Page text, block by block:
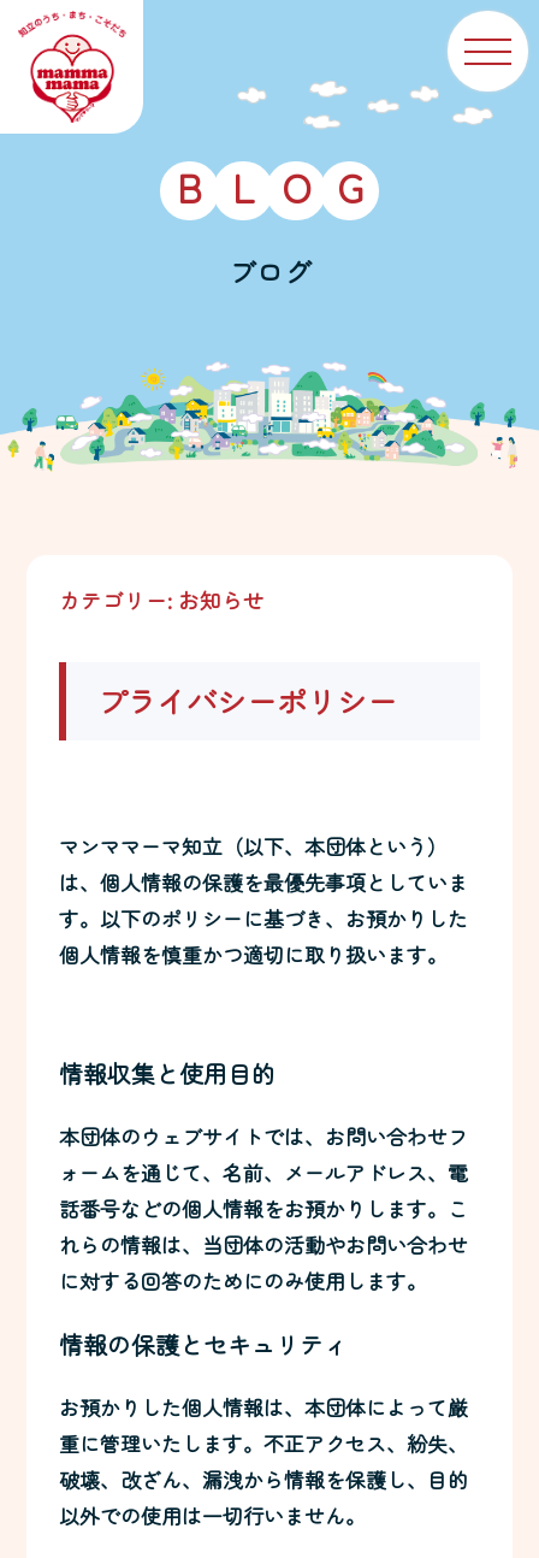
B L O G
ブログ
カテゴリー: お知らせ
プライバシーポリシー
マンママーマ知立（以下、本団体という）
は、個人情報の保護を最優先事項としていま
す。以下のポリシーに基づき、お預かりした
個人情報を慎重かつ適切に取り扱います。
情報収集と使用目的
本団体のウェブサイトでは、お問い合わせフ
ォームを通じて、名前、メールアドレス、電
話番号などの個人情報をお預かりします。こ
れらの情報は、当団体の活動やお問い合わせ
に対する回答のためにのみ使用します。
情報の保護とセキュリティ
お預かりした個人情報は、本団体によって厳
重に管理いたします。不正アクセス、紛失、
破壊、改ざん、漏洩から情報を保護し、目的
以外での使用は一切行いません。